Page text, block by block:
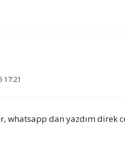
17:21
whatsapp dan yazdım direk